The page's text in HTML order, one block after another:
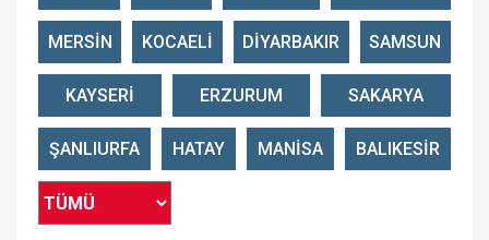
MERSİN KOCAELİ DİYARBAKIR SAMSUN
KAYSERİ ERZURUM SAKARYA
ŞANLIURFA HATAY MANİSA BALIKESİR